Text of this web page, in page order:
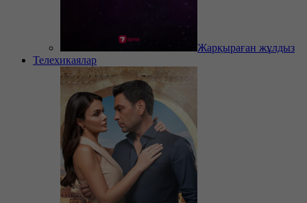
Жарқыраған жұлдыз
Телехикаялар